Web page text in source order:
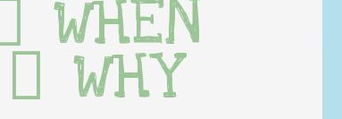
WHEN
WHY